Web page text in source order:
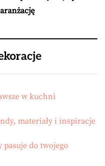
w kuchni
materiały i inspiracje
do twojego